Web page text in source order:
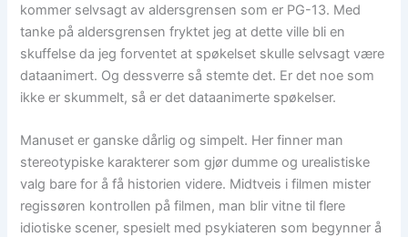
kommer selvsagt av aldersgrensen som er PG-13. Med
tanke på aldersgrensen fryktet jeg at dette ville bli en
skuffelse da jeg forventet at spøkelset skulle selvsagt være
dataanimert. Og dessverre så stemte det. Er det noe som
ikke er skummelt, så er det dataanimerte spøkelser.
Manuset er ganske dårlig og simpelt. Her finner man
stereotypiske karakterer som gjør dumme og urealistiske
valg bare for å få historien videre. Midtveis i filmen mister
regissøren kontrollen på filmen, man blir vitne til flere
idiotiske scener, spesielt med psykiateren som begynner å